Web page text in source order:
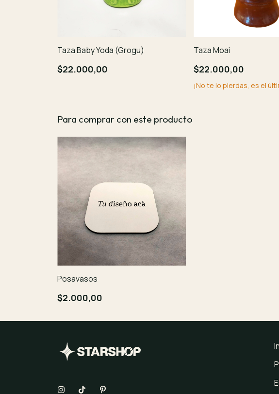
Taza Baby Yoda (Grogu)
$22.000,00
Taza Moai
$22.000,00
¡No te lo pierdas, es el
Para comprar con este producto
Posavasos
$2.000,00